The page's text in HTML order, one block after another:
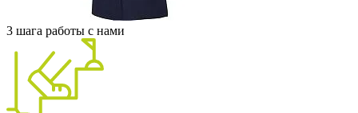
3 шага работы с нами